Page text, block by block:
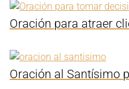
Oración para atraer
Oración al Santísimo